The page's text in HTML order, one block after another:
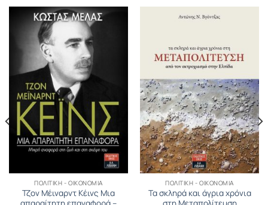
ΠΟΛΙΤΙΚΉ - ΟΙΚΟΝΟΜΊΑ
Τζον Μέιναρντ Κέινς Μια
ΠΟΛΙΤΙΚΉ - ΟΙΚΟΝΟΜΊΑ
Τα σκληρά και άγρια χρόνια